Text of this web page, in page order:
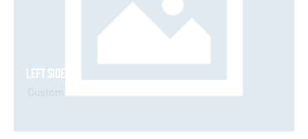
Left Sidebar
Custom